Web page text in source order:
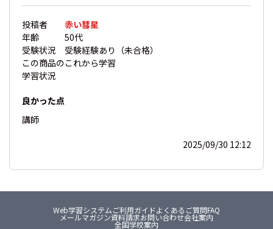
投稿者
赤い彗星
年齢
50代
受験状況
受験経験あり（未合格）
この商品の
学習状況
これから学習
良かった点
講師
2025/09/30 12:12
Web学習システムご利用ガイドよくあるご質問FAQ
メールマガジン資料請求お問い合わせ会社案内
全国学校案内